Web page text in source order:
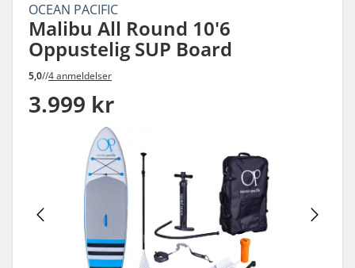
OCEAN PACIFIC
Malibu All Round 10'6
Oppustelig SUP Board
5,0//4 anmeldelser
3.999 kr